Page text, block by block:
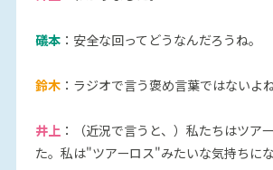
礒本：安全な回ってどうなんだろうね。
鈴木：ラジオで言う褒め言葉ではないよね
井上：（近況で言うと、）私たちはツア
た。私は"ツアーロス"みたいな気持ちにな